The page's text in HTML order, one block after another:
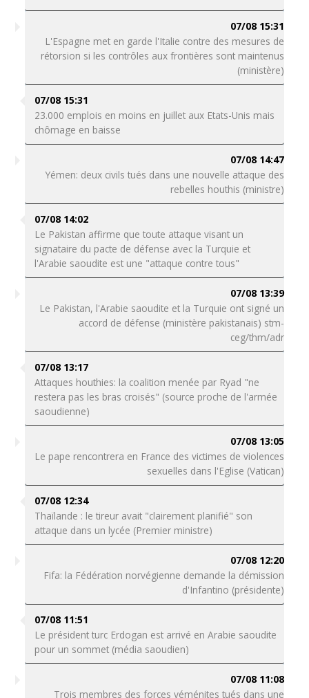
07/08 15:31
L'Espagne met en garde l'Italie contre des mesures de
rétorsion si les contrôles aux frontières sont maintenus
(ministère)
07/08 15:31
23.000 emplois en moins en juillet aux Etats-Unis mais
chômage en baisse
07/08 14:47
Yémen: deux civils tués dans une nouvelle attaque des
rebelles houthis (ministre)
07/08 14:02
Le Pakistan affirme que toute attaque visant un
signataire du pacte de défense avec la Turquie et
l'Arabie saoudite est une "attaque contre tous"
07/08 13:39
Le Pakistan, l'Arabie saoudite et la Turquie ont signé un
accord de défense (ministère pakistanais) stm-
ceg/thm/adr
07/08 13:17
Attaques houthies: la coalition menée par Ryad "ne
restera pas les bras croisés" (source proche de l'armée
saoudienne)
07/08 13:05
Le pape rencontrera en France des victimes de violences
sexuelles dans l'Eglise (Vatican)
07/08 12:34
Thaïlande : le tireur avait "clairement planifié" son
attaque dans un lycée (Premier ministre)
07/08 12:20
Fifa: la Fédération norvégienne demande la démission
d'Infantino (présidente)
07/08 11:51
Le président turc Erdogan est arrivé en Arabie saoudite
pour un sommet (média saoudien)
07/08 11:08
Trois membres des forces yéménites tués dans une